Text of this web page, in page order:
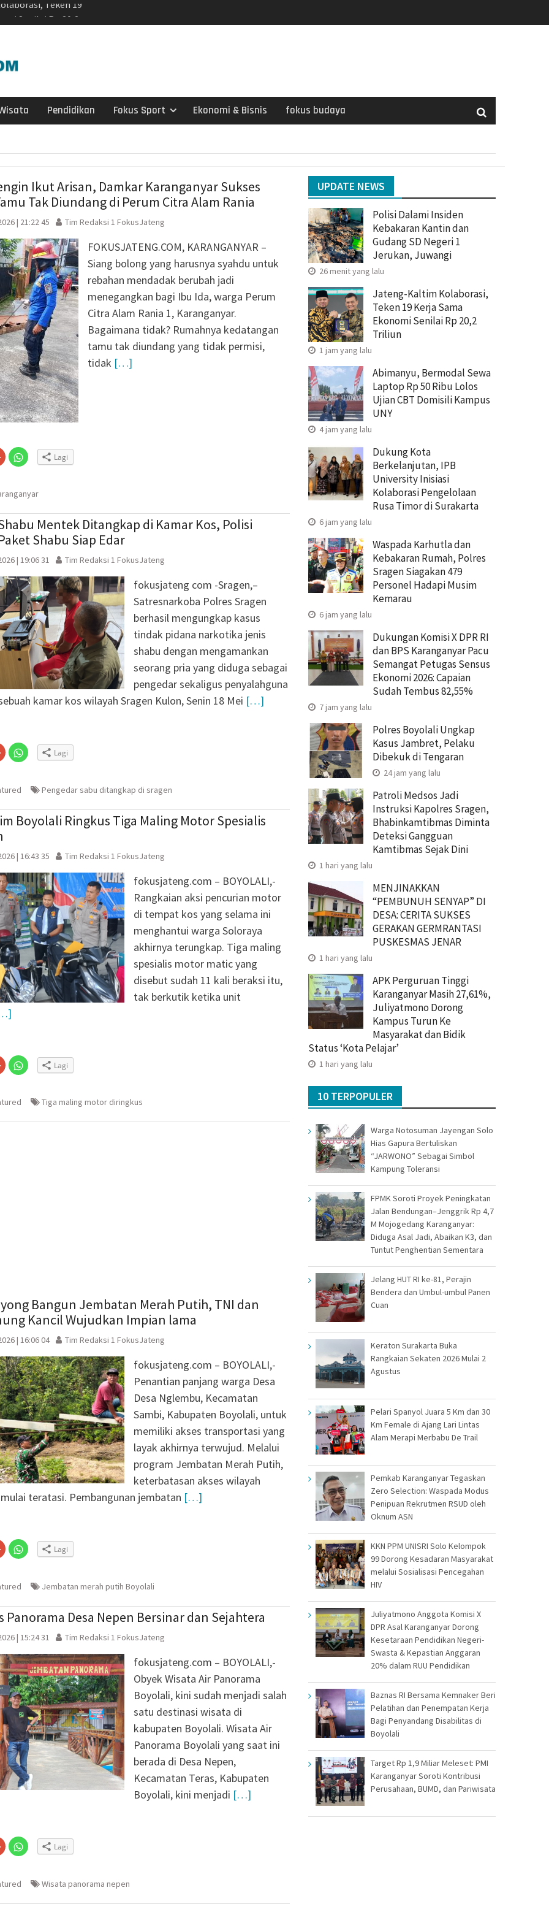
Sewa Laptop Rp
CBT Domisili
IPB
dan Kebakaran
Siagakan 479
Kasus
di Tengaran
Diminta
Kamtibmas Sejak
SENYAP”
GERAKAN
JENAR
Karanganyar
Dorong
Masyarakat dan Bidik
Kebakaran
SD Negeri 1
Teken 19
Senilai Rp 20,2
Pendidikan Fokus Sport Ekonomi & Bisnis fokus budaya
Ikut Arisan, Damkar Karanganyar Sukses
Tak Diundang di Perum Citra Alam Rania
| 21:22 45 Tim Redaksi 1 FokusJateng
FOKUSJATENG.COM, KARANGANYAR –
Siang bolong yang harusnya syahdu untuk
rebahan mendadak berubah jadi
menegangkan bagi Ibu Ida, warga Perum
Citra Alam Rania 1, Karanganyar.
Bagaimana tidak? Rumahnya kedatangan
tamu tak diundang yang tidak permisi,
tidak […]
Klik
untuk
berbagi
(Membuka
di
yang
baru)
Klik
untuk
di
jendela
baru)
Lagi
Mentek Ditangkap di Kamar Kos, Polisi
Shabu Siap Edar
| 19:06 31 Tim Redaksi 1 FokusJateng
fokusjateng com -Sragen,–
Satresnarkoba Polres Sragen
berhasil mengungkap kasus
tindak pidana narkotika jenis
shabu dengan mengamankan
seorang pria yang diduga sebagai
pengedar sekaligus penyalahguna
kamar kos wilayah Sragen Kulon, Senin 18 Mei […]
Klik
untuk
berbagi
(Membuka
di
yang
baru)
Klik
untuk
jendela
baru)
Lagi
Pengedar sabu ditangkap di sragen
Boyolali Ringkus Tiga Maling Motor Spesialis
| 16:43 35 Tim Redaksi 1 FokusJateng
fokusjateng.com – BOYOLALI,-
Rangkaian aksi pencurian motor
di tempat kos yang selama ini
menghantui warga Soloraya
akhirnya terungkap. Tiga maling
spesialis motor matic yang
disebut sudah 11 kali beraksi itu,
tak berkutik ketika unit
Klik
untuk
berbagi
(Membuka
di
yang
Klik
untuk
jendela
baru)
Lagi
Tiga maling motor diringkus
Bangun Jembatan Merah Putih, TNI dan
Kancil Wujudkan Impian lama
| 16:06 04 Tim Redaksi 1 FokusJateng
fokusjateng.com – BOYOLALI,-
Penantian panjang warga Desa
Desa Nglembu, Kecamatan
Sambi, Kabupaten Boyolali, untuk
memiliki akses transportasi yang
layak akhirnya terwujud. Melalui
program Jembatan Merah Putih,
keterbatasan akses wilayah
teratasi. Pembangunan jembatan […]
Klik
untuk
berbagi
(Membuka
di
yang
baru)
Klik
untuk
jendela
baru)
Lagi
Jembatan merah putih Boyolali
Panorama Desa Nepen Bersinar dan Sejahtera
| 15:24 31 Tim Redaksi 1 FokusJateng
fokusjateng.com – BOYOLALI,-
Obyek Wisata Air Panorama
Boyolali, kini sudah menjadi salah
satu destinasi wisata di
kabupaten Boyolali. Wisata Air
Panorama Boyolali yang saat ini
berada di Desa Nepen,
Kecamatan Teras, Kabupaten
Boyolali, kini menjadi […]
Klik
untuk
berbagi
(Membuka
di
yang
Klik
untuk
jendela
baru)
Lagi
Wisata panorama nepen
UPDATE NEWS
Polisi Dalami Insiden
Kebakaran Kantin dan
Gudang SD Negeri 1
Jerukan, Juwangi
26 menit yang lalu
Jateng-Kaltim Kolaborasi,
Teken 19 Kerja Sama
Ekonomi Senilai Rp 20,2
Triliun
1 jam yang lalu
Abimanyu, Bermodal Sewa
Laptop Rp 50 Ribu Lolos
Ujian CBT Domisili Kampus
UNY
4 jam yang lalu
Dukung Kota
Berkelanjutan, IPB
University Inisiasi
Kolaborasi Pengelolaan
Rusa Timor di Surakarta
6 jam yang lalu
Waspada Karhutla dan
Kebakaran Rumah, Polres
Sragen Siagakan 479
Personel Hadapi Musim
Kemarau
6 jam yang lalu
Dukungan Komisi X DPR RI
dan BPS Karanganyar Pacu
Semangat Petugas Sensus
Ekonomi 2026: Capaian
Sudah Tembus 82,55%
7 jam yang lalu
Polres Boyolali Ungkap
Kasus Jambret, Pelaku
Dibekuk di Tengaran
24 jam yang lalu
Patroli Medsos Jadi
Instruksi Kapolres Sragen,
Bhabinkamtibmas Diminta
Deteksi Gangguan
Kamtibmas Sejak Dini
1 hari yang lalu
MENJINAKKAN
“PEMBUNUH SENYAP” DI
DESA: CERITA SUKSES
GERAKAN GERMRANTASI
PUSKESMAS JENAR
1 hari yang lalu
APK Perguruan Tinggi
Karanganyar Masih 27,61%,
Juliyatmono Dorong
Kampus Turun Ke
Masyarakat dan Bidik
Status ‘Kota Pelajar’
1 hari yang lalu
10 TERPOPULER
Warga Notosuman Jayengan Solo
Hias Gapura Bertuliskan
“JARWONO” Sebagai Simbol
Kampung Toleransi
FPMK Soroti Proyek Peningkatan
Jalan Bendungan–Jenggrik Rp 4,7
M Mojogedang Karanganyar:
Diduga Asal Jadi, Abaikan K3, dan
Tuntut Penghentian Sementara
Jelang HUT RI ke-81, Perajin
Bendera dan Umbul-umbul Panen
Cuan
Keraton Surakarta Buka
Rangkaian Sekaten 2026 Mulai 2
Agustus
Pelari Spanyol Juara 5 Km dan 30
Km Female di Ajang Lari Lintas
Alam Merapi Merbabu De Trail
Pemkab Karanganyar Tegaskan
Zero Selection: Waspada Modus
Penipuan Rekrutmen RSUD oleh
Oknum ASN
KKN PPM UNISRI Solo Kelompok
99 Dorong Kesadaran Masyarakat
melalui Sosialisasi Pencegahan
HIV
Juliyatmono Anggota Komisi X
DPR Asal Karanganyar Dorong
Kesetaraan Pendidikan Negeri-
Swasta & Kepastian Anggaran
20% dalam RUU Pendidikan
Baznas RI Bersama Kemnaker Beri
Pelatihan dan Penempatan Kerja
Bagi Penyandang Disabilitas di
Boyolali
Target Rp 1,9 Miliar Meleset: PMI
Karanganyar Soroti Kontribusi
Perusahaan, BUMD, dan Pariwisata